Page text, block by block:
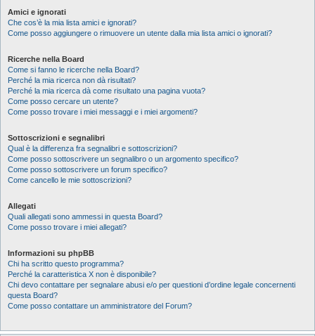
Amici e ignorati
Che cos’è la mia lista amici e ignorati?
Come posso aggiungere o rimuovere un utente dalla mia lista amici o ignorati?
Ricerche nella Board
Come si fanno le ricerche nella Board?
Perché la mia ricerca non dà risultati?
Perché la mia ricerca dà come risultato una pagina vuota?
Come posso cercare un utente?
Come posso trovare i miei messaggi e i miei argomenti?
Sottoscrizioni e segnalibri
Qual è la differenza fra segnalibri e sottoscrizioni?
Come posso sottoscrivere un segnalibro o un argomento specifico?
Come posso sottoscrivere un forum specifico?
Come cancello le mie sottoscrizioni?
Allegati
Quali allegati sono ammessi in questa Board?
Come posso trovare i miei allegati?
Informazioni su phpBB
Chi ha scritto questo programma?
Perché la caratteristica X non è disponibile?
Chi devo contattare per segnalare abusi e/o per questioni d’ordine legale concernenti
questa Board?
Come posso contattare un amministratore del Forum?